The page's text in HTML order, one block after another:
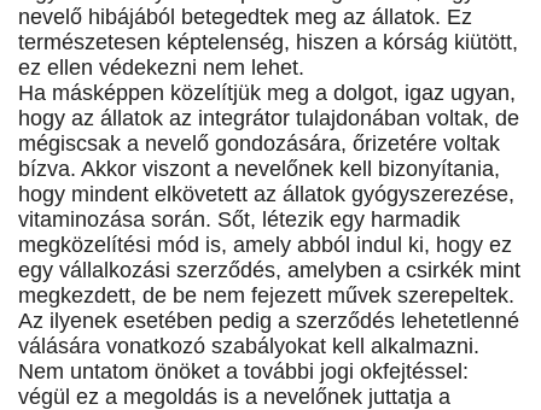
nevelő hibájából betegedtek meg az állatok. Ez
természetesen képtelenség, hiszen a kórság kiütött,
ez ellen védekezni nem lehet.
Ha másképpen közelítjük meg a dolgot, igaz ugyan,
hogy az állatok az integrátor tulajdonában voltak, de
mégiscsak a nevelő gondozására, őrizetére voltak
bízva. Akkor viszont a nevelőnek kell bizonyítania,
hogy mindent elkövetett az állatok gyógyszerezése,
vitaminozása során. Sőt, létezik egy harmadik
megközelítési mód is, amely abból indul ki, hogy ez
egy vállalkozási szerződés, amelyben a csirkék mint
megkezdett, de be nem fejezett művek szerepeltek.
Az ilyenek esetében pedig a szerződés lehetetlenné
válására vonatkozó szabályokat kell alkalmazni.
Nem untatom önöket a további jogi okfejtéssel:
végül ez a megoldás is a nevelőnek juttatja a